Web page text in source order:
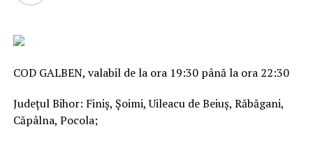
COD GALBEN, valabil de la ora 19:30 până la ora 22:30
Judeţul Bihor: Finiş, Șoimi, Uileacu de Beiuş, Răbăgani,
Căpâlna, Pocola;